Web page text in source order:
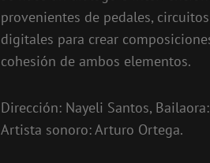
provenientes de pedales,
digitales para crear
cohesión de ambos elementos.
Dirección: Nayeli Santos,
Artista sonoro: Arturo Ortega.